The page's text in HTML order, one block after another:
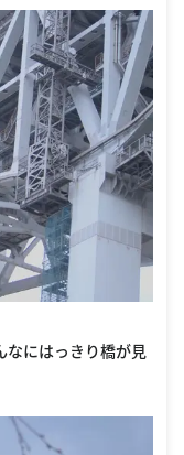
なにはっきり橋が見